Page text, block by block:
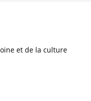
et de la culture